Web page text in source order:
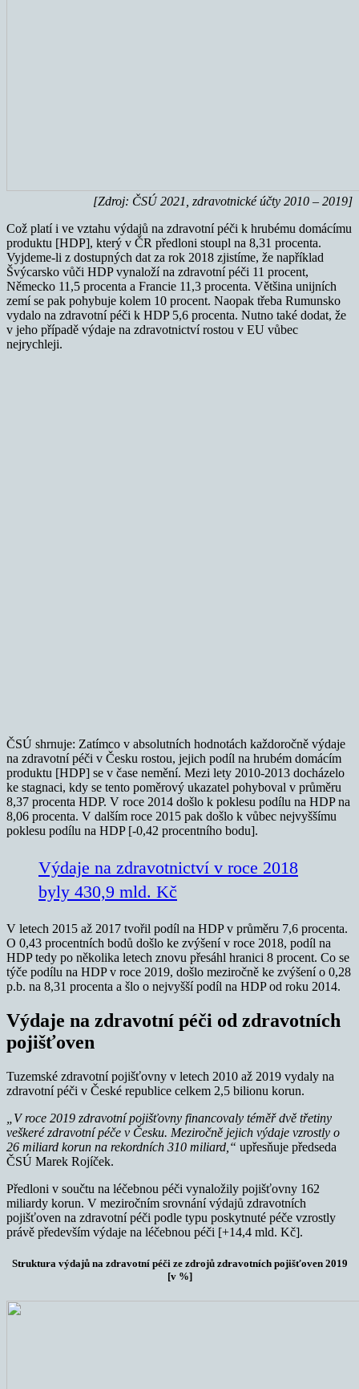
[Zdroj: ČSÚ 2021, zdravotnické účty 2010 – 2019]
Což platí i ve vztahu výdajů na zdravotní péči k hrubému domácímu
produktu [HDP], který v ČR předloni stoupl na 8,31 procenta.
Vyjdeme-li z dostupných dat za rok 2018 zjistíme, že například
Švýcarsko vůči HDP vynaloží na zdravotní péči 11 procent,
Německo 11,5 procenta a Francie 11,3 procenta. Většina unijních
zemí se pak pohybuje kolem 10 procent. Naopak třeba Rumunsko
vydalo na zdravotní péči k HDP 5,6 procenta. Nutno také dodat, že
v jeho případě výdaje na zdravotnictví rostou v EU vůbec
nejrychleji.
ČSÚ shrnuje: Zatímco v absolutních hodnotách každoročně výdaje
na zdravotní péči v Česku rostou, jejich podíl na hrubém domácím
produktu [HDP] se v čase nemění. Mezi lety 2010-2013 docházelo
ke stagnaci, kdy se tento poměrový ukazatel pohyboval v průměru
8,37 procenta HDP. V roce 2014 došlo k poklesu podílu na HDP na
8,06 procenta. V dalším roce 2015 pak došlo k vůbec nejvyššímu
poklesu podílu na HDP [-0,42 procentního bodu].
Výdaje na zdravotnictví v roce 2018
byly 430,9 mld. Kč
V letech 2015 až 2017 tvořil podíl na HDP v průměru 7,6 procenta.
O 0,43 procentních bodů došlo ke zvýšení v roce 2018, podíl na
HDP tedy po několika letech znovu přesáhl hranici 8 procent. Co se
týče podílu na HDP v roce 2019, došlo meziročně ke zvýšení o 0,28
p.b. na 8,31 procenta a šlo o nejvyšší podíl na HDP od roku 2014.
Výdaje na zdravotní péči od zdravotních
pojišťoven
Tuzemské zdravotní pojišťovny v letech 2010 až 2019 vydaly na
zdravotní péči v České republice celkem 2,5 bilionu korun.
„V roce 2019 zdravotní pojišťovny financovaly téměř dvě třetiny
veškeré zdravotní péče v Česku. Meziročně jejich výdaje vzrostly o
26 miliard korun na rekordních 310 miliard,“ upřesňuje předseda
ČSÚ Marek Rojíček.
Předloni v součtu na léčebnou péči vynaložily pojišťovny 162
miliardy korun. V meziročním srovnání výdajů zdravotních
pojišťoven na zdravotní péči podle typu poskytnuté péče vzrostly
právě především výdaje na léčebnou péči [+14,4 mld. Kč].
Struktura výdajů na zdravotní péči ze zdrojů zdravotních pojišťoven 2019
[v %]